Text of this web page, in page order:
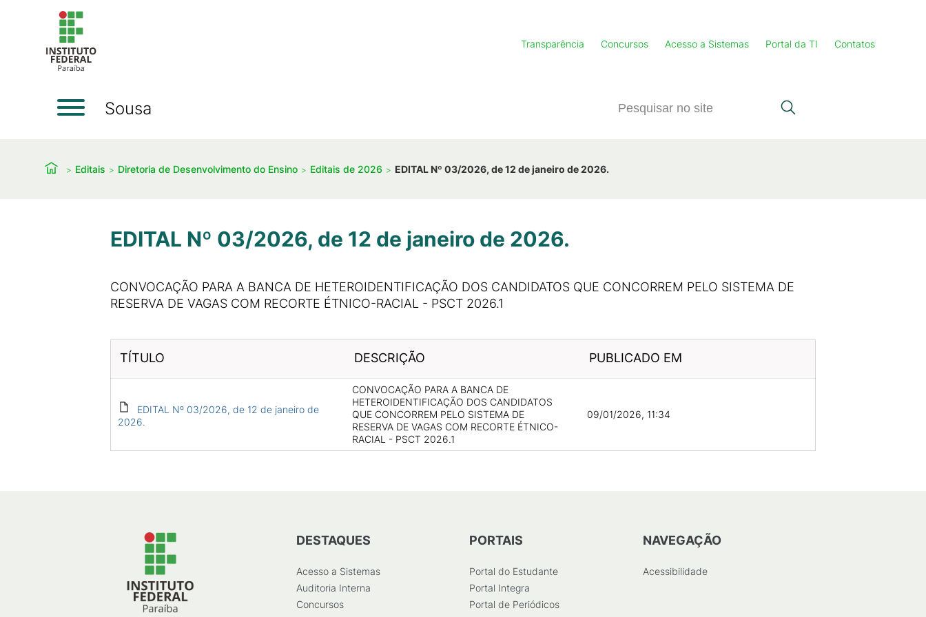
Transparência Concursos Acesso a Sistemas Portal da TI Contatos
Sousa
Editais Diretoria de Desenvolvimento do Ensino Editais de 2026 EDITAL Nº 03/2026, de 12 de janeiro de 2026.
EDITAL Nº 03/2026, de 12 de janeiro de 2026.
CONVOCAÇÃO PARA A BANCA DE HETEROIDENTIFICAÇÃO DOS CANDIDATOS QUE CONCORREM PELO SISTEMA DE
RESERVA DE VAGAS COM RECORTE ÉTNICO-RACIAL - PSCT 2026.1
TÍTULO DESCRIÇÃO PUBLICADO EM
EDITAL Nº 03/2026, de 12 de janeiro de
2026.
CONVOCAÇÃO PARA A BANCA DE
HETEROIDENTIFICAÇÃO DOS CANDIDATOS
QUE CONCORREM PELO SISTEMA DE
RESERVA DE VAGAS COM RECORTE ÉTNICO-
RACIAL - PSCT 2026.1
09/01/2026, 11:34
DESTAQUES
Acesso a Sistemas
Auditoria Interna
Concursos
PORTAIS
Portal do Estudante
Portal Integra
Portal de Periódicos
NAVEGAÇÃO
Acessibilidade